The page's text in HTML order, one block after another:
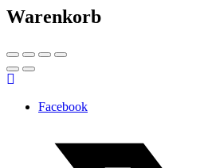
Warenkorb
Facebook